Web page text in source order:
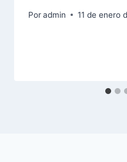
Poradmin 11 de enero